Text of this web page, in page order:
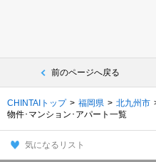
前のページへ戻る
CHINTAIトップ 福岡県 北九州市
物件･マンション･アパート一覧
気になるリスト